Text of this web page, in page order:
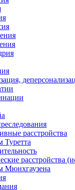
расстройства
Туретта
расстройства
Мюнхгаузена